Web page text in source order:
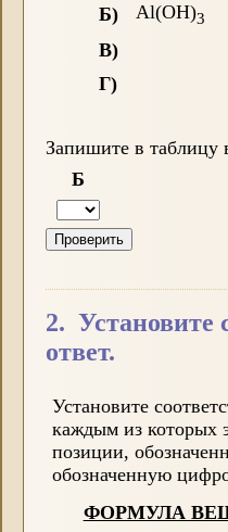
Б)
Al(OH)3
В)
Г)
Запишите в
Б
2. Установите
ответ.
Установите
каждым из которых
позиции,
обозначенную
ФОРМУЛА